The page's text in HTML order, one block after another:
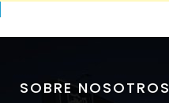
SOBRE NOSOTROS